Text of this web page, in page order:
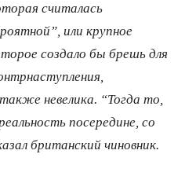
считалась
или крупное
создало бы брешь для
невелика. “Тогда то,
посередине, со
британский чиновник.